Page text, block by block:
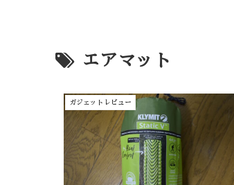
エアマット
ガジェットレビュー